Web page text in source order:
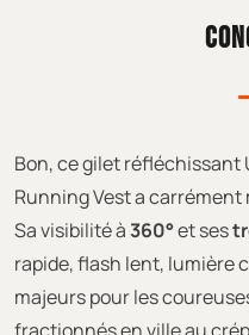
Bon, ce gilet réfléchissant
Running Vest a
Sa visibilité à360°et ses
rapide, flash lent, lumière
majeurs pour les